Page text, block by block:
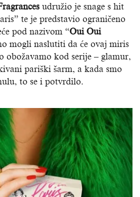
udružio je snage s hit
te je predstavio ograničeno
pod nazivom “Oui Oui
mogli naslutiti da će ovaj miris
obožavamo kod serije – glamur,
pariški šarm, a kada smo
to se i potvrdilo.